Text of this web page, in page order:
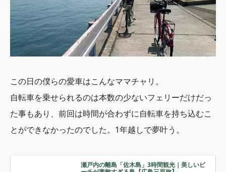
この日の僕らの愛車はこんなママチャリ。
自転車を乗せられるのは本数の少ないフェリーだけだっ
た事もあり、前回は時間が合わずに自転車を持ち込むこ
とができなかったのでした。1年越しで夢叶う。
瀬戸内の離島「佐木島」3時間観光｜美しいビ